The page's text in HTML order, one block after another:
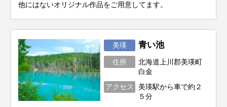
他にはないオリジナル作品をご用意してます。
美瑛 青い池
住所
北海道上川郡美瑛町
白金
アクセス
美瑛駅から車で約２
５分